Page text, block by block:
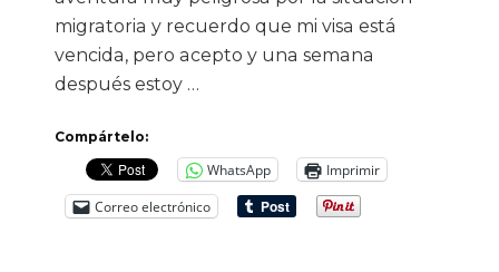
migratoria y recuerdo que mi visa está
vencida, pero acepto y una semana
después estoy …
Compártelo:
WhatsApp
Imprimir
Correo electrónico